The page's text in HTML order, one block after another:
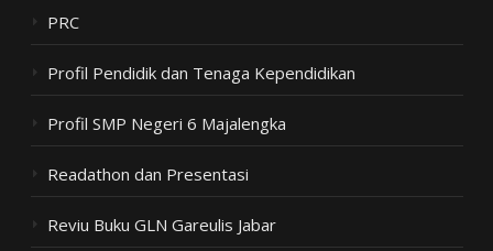
PRC
Profil Pendidik dan Tenaga Kependidikan
Profil SMP Negeri 6 Majalengka
Readathon dan Presentasi
Reviu Buku GLN Gareulis Jabar